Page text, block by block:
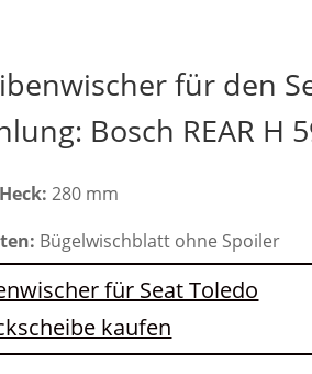
für den
Bosch REAR H
280 mm
Bügelwischblatt ohne Spoiler
für Seat Toledo
kaufen